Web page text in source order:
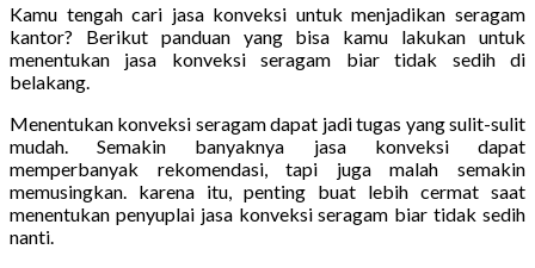
Kamu tengah cari jasa konveksi untuk menjadikan seragam
kantor? Berikut panduan yang bisa kamu lakukan untuk
menentukan jasa konveksi seragam biar tidak sedih di
belakang.
Menentukan konveksi seragam dapat jadi tugas yang sulit-sulit
mudah. Semakin banyaknya jasa konveksi dapat
memperbanyak rekomendasi, tapi juga malah semakin
memusingkan. karena itu, penting buat lebih cermat saat
menentukan penyuplai jasa konveksi seragam biar tidak sedih
nanti.